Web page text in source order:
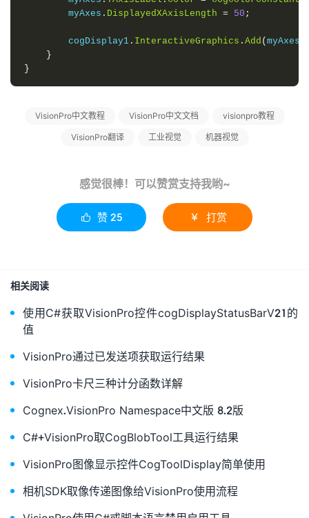
        myAxes
. DisplayedXAxisLength = 50 ;
        cogDisplay1
. InteractiveGraphics . Add ( myAxes
}
}
VisionPro中文教程 VisionPro中文文档 visionpro教程
VisionPro翻译 工业视觉 机器视觉
感觉很棒！可以赞赏支持我哟~
 赞 25  打赏
相关阅读
使用C#获取VisionPro控件cogDisplayStatusBarV21的
值
VisionPro通过已发送项获取运行结果
VisionPro卡尺三种计分函数详解
Cognex.VisionPro Namespace中文版 8.2版
C#+VisionPro取CogBlobTool工具运行结果
VisionPro图像显示控件CogToolDisplay简单使用
相机SDK取像传递图像给VisionPro使用流程